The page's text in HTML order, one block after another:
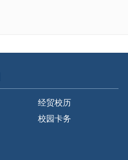
经贸校历
校园卡务